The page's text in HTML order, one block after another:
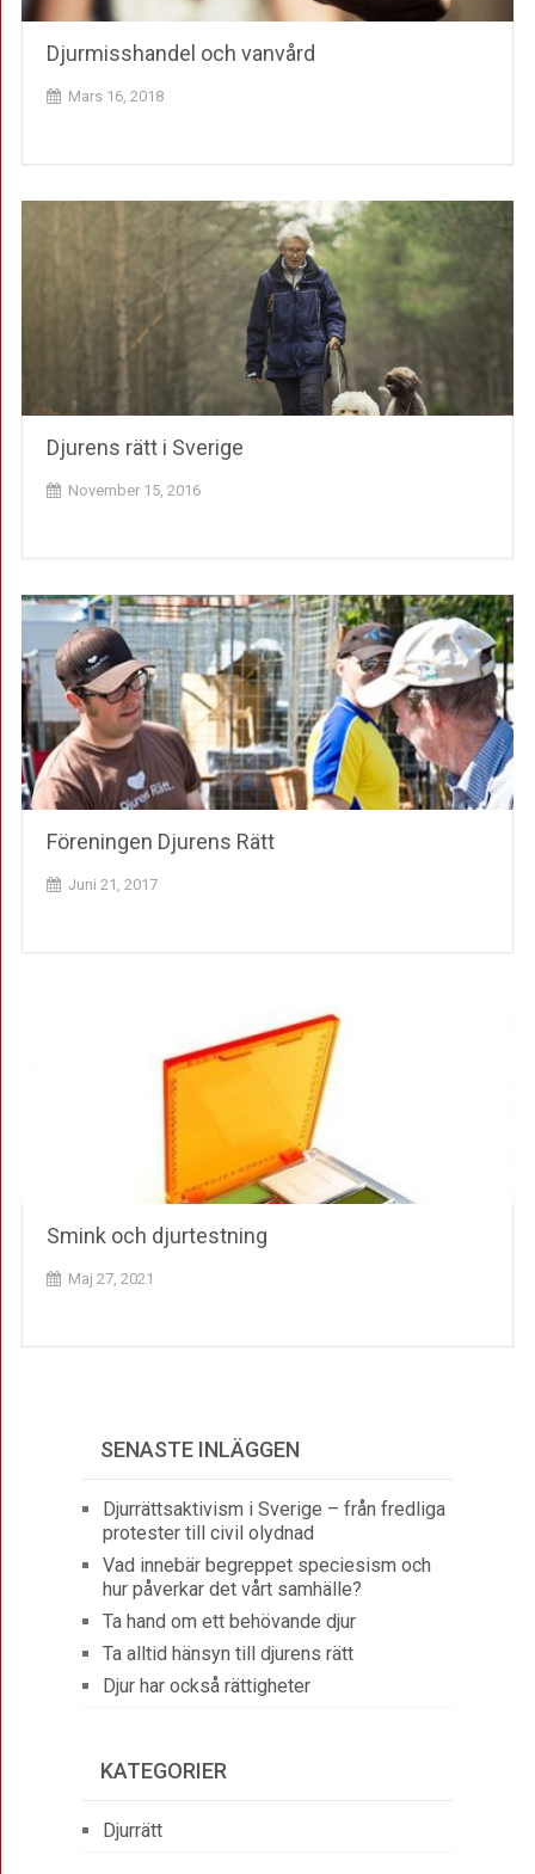
Djurmisshandel och vanvård
Mars 16, 2018
Djurens rätt i Sverige
November 15, 2016
Föreningen Djurens Rätt
Juni 21, 2017
Smink och djurtestning
Maj 27, 2021
SENASTE INLÄGGEN
Djurrättsaktivism i Sverige – från fredliga
protester till civil olydnad
Vad innebär begreppet speciesism och
hur påverkar det vårt samhälle?
Ta hand om ett behövande djur
Ta alltid hänsyn till djurens rätt
Djur har också rättigheter
KATEGORIER
Djurrätt